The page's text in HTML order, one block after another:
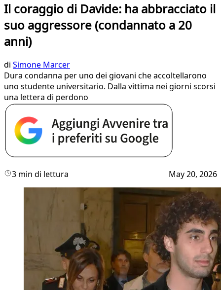
Il coraggio di Davide: ha abbracciato il
suo aggressore (condannato a 20
anni)
di Simone Marcer
Dura condanna per uno dei giovani che accoltellarono
uno studente universitario. Dalla vittima nei giorni scorsi
una lettera di perdono
3 min di lettura May 20, 2026